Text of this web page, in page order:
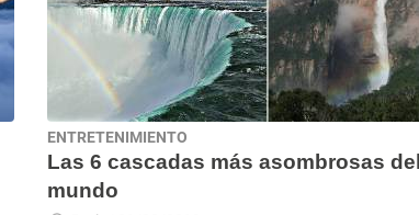
ENTRETENIMIENTO
Las 6 cascadas más asombrosas del
mundo